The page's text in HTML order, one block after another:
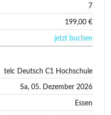
7
199,00 €
jetzt buchen
telc Deutsch C1 Hochschule
Sa, 05. Dezember 2026
Essen